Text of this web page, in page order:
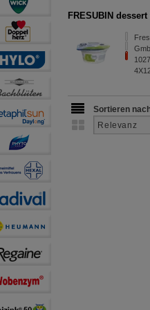
teilweise an Dritte wie z.B.
FRESUBIN
Sortieren